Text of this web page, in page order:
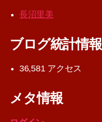
長沼里美
ブログ統計情報
36,581 アクセス
メタ情報